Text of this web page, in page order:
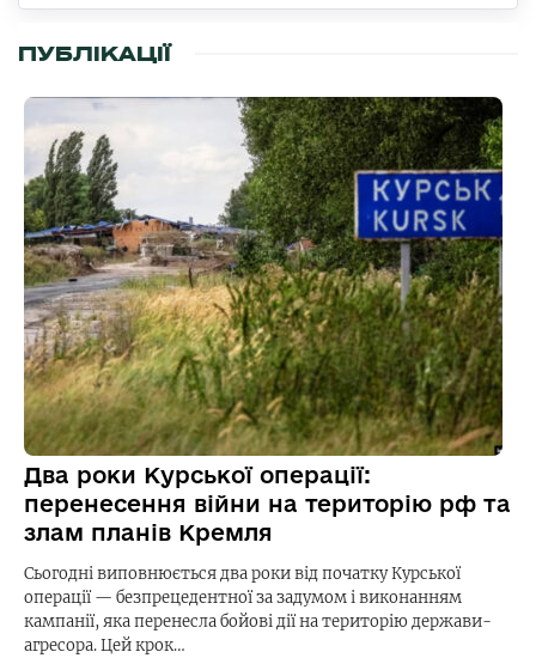
ПУБЛІКАЦІЇ
Два роки Курської операції:
перенесення війни на територію рф та
злам планів Кремля
Сьогодні виповнюється два роки від початку Курської
операції — безпрецедентної за задумом і виконанням
кампанії, яка перенесла бойові дії на територію держави-
агресора. Цей крок…